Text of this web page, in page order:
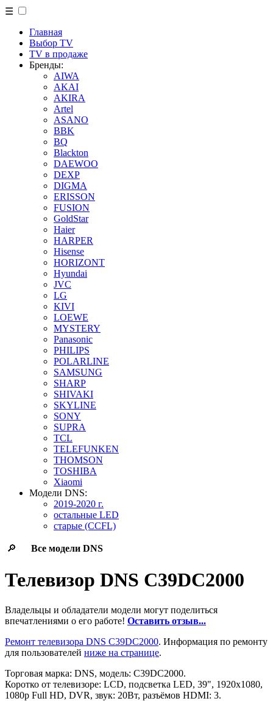
☰
Главная
Выбор TV
TV в продаже
Бренды:
AIWA
AKAI
AKIRA
Artel
ASANO
BBK
BQ
Blackton
DAEWOO
DEXP
DIGMA
ERISSON
FUSION
GoldStar
Haier
HARPER
Hisense
HORIZONT
Hyundai
JVC
LG
KIVI
LOEWE
MYSTERY
Panasonic
PHILIPS
POLARLINE
SAMSUNG
SHARP
SHIVAKI
SKYLINE
SONY
SUPRA
TCL
TELEFUNKEN
THOMSON
TOSHIBA
Xiaomi
Модели DNS:
2019-2020 г.
остальные LED
старые (CCFL)
🔎 Все модели DNS
Телевизор DNS C39DC2000
Владельцы и обладатели модели могут поделиться
впечатлениями о его работе! Оставить отзыв...
Ремонт телевизора DNS C39DC2000. Информация по ремонту
для пользователей ниже на странице.
Торговая марка: DNS, модель: C39DC2000.
Коротко от телевизоре: LCD, подсветка LED, 39", 1920x1080,
1080p Full HD, DVR, звук: 20Вт, разъёмов HDMI: 3.